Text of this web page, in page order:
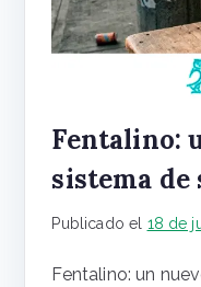
Fentalino:
sistema de
Publicado el 18 de
Fentalino: un